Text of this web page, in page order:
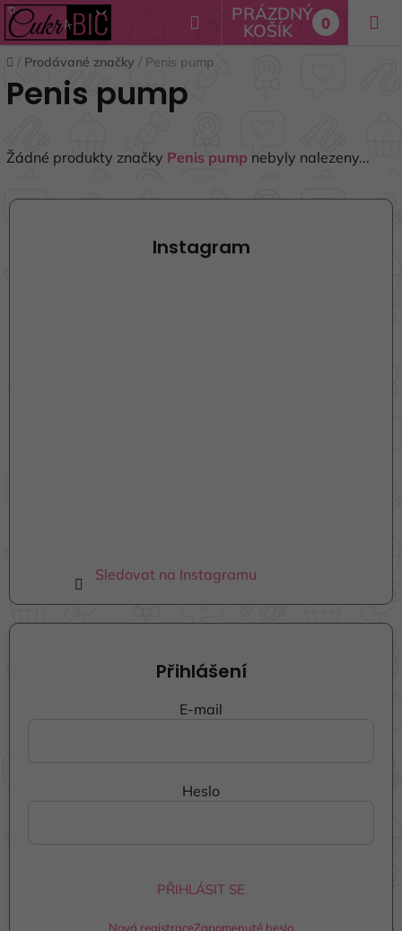
Přejít
na
obsah
Hledat
NÁKUPNÍ
PRÁZDNÝ
KOŠÍK 0
Domů
/ Prodávané značky / Penis pump
Penis pump
Žádné produkty značky Penis pump nebyly nalezeny...
á
Instagram
Sledovat na Instagramu
Přihlášení
E-mail
Heslo
PŘIHLÁSIT SE
Nová registraceZapomenuté heslo